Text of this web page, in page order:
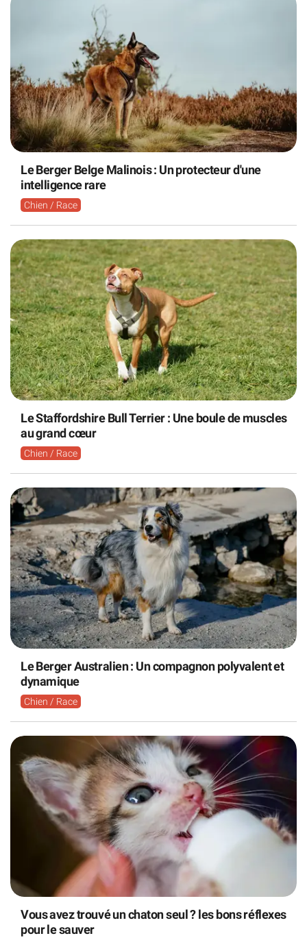
Le Berger Belge Malinois : Un protecteur d'une
intelligence rare
Chien / Race
Le Staffordshire Bull Terrier : Une boule de muscles
au grand cœur
Chien / Race
Le Berger Australien : Un compagnon polyvalent et
dynamique
Chien / Race
Vous avez trouvé un chaton seul ? les bons réflexes
pour le sauver